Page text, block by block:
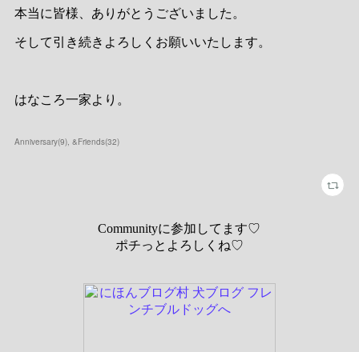
本当に皆様、ありがとうございました。
そして引き続きよろしくお願いいたします。
はなころ一家より。
Anniversary(9) &Friends(32)